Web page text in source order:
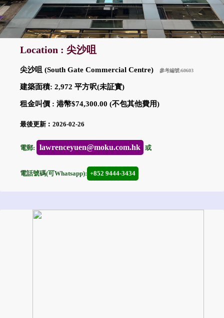
Location : 尖沙咀
尖沙咀 (South Gate Commercial Centre) 參考編號:60603
建築面積: 2,972 平方呎(未証實)
租金叫價 : 港幣$74,300.00 (不包其他費用)
最後更新︰2026-02-26
電郵: lawrenceyuen@moku.com.hk 或
電話號碼(可Whatsapp): +852 9444-3434